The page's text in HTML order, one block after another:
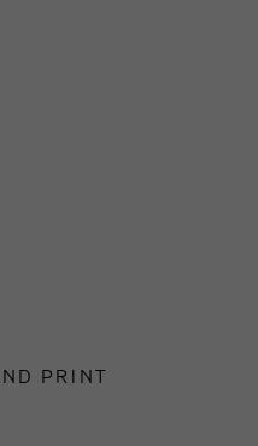
PRINT